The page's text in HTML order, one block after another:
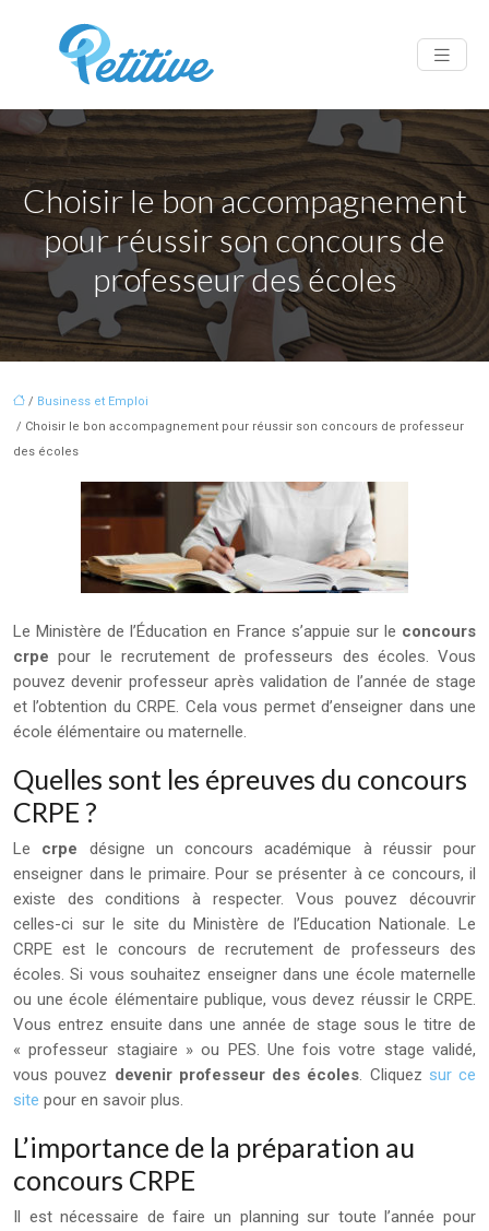
Choisir le bon accompagnement
pour réussir son concours de
professeur des écoles
/ Business et Emploi
/ Choisir le bon accompagnement pour réussir son concours de professeur
des écoles
Le Ministère de l’Éducation en France s’appuie sur le concours
crpe pour le recrutement de professeurs des écoles. Vous
pouvez devenir professeur après validation de l’année de stage
et l’obtention du CRPE. Cela vous permet d’enseigner dans une
école élémentaire ou maternelle.
Quelles sont les épreuves du concours
CRPE ?
Le crpe désigne un concours académique à réussir pour
enseigner dans le primaire. Pour se présenter à ce concours, il
existe des conditions à respecter. Vous pouvez découvrir
celles-ci sur le site du Ministère de l’Education Nationale. Le
CRPE est le concours de recrutement de professeurs des
écoles. Si vous souhaitez enseigner dans une école maternelle
ou une école élémentaire publique, vous devez réussir le CRPE.
Vous entrez ensuite dans une année de stage sous le titre de
« professeur stagiaire » ou PES. Une fois votre stage validé,
vous pouvez devenir professeur des écoles. Cliquez sur ce
site pour en savoir plus.
L’importance de la préparation au
concours CRPE
Il est nécessaire de faire un planning sur toute l’année pour